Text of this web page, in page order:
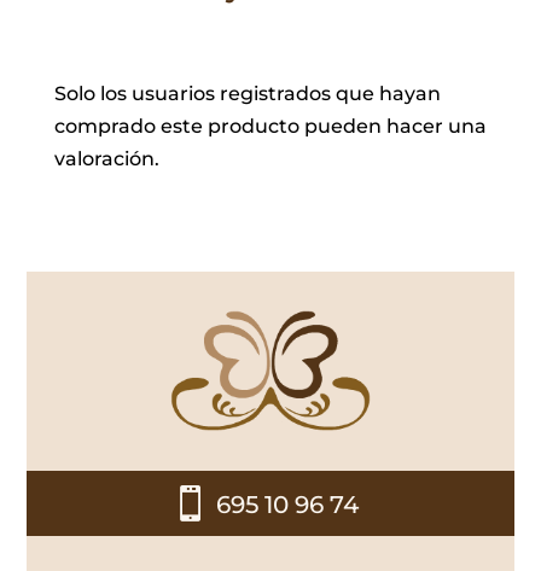
Solo los usuarios registrados que hayan
comprado este producto pueden hacer una
valoración.
 695 10 96 74